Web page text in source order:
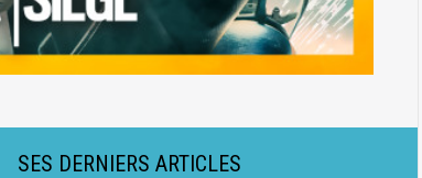
SES DERNIERS ARTICLES